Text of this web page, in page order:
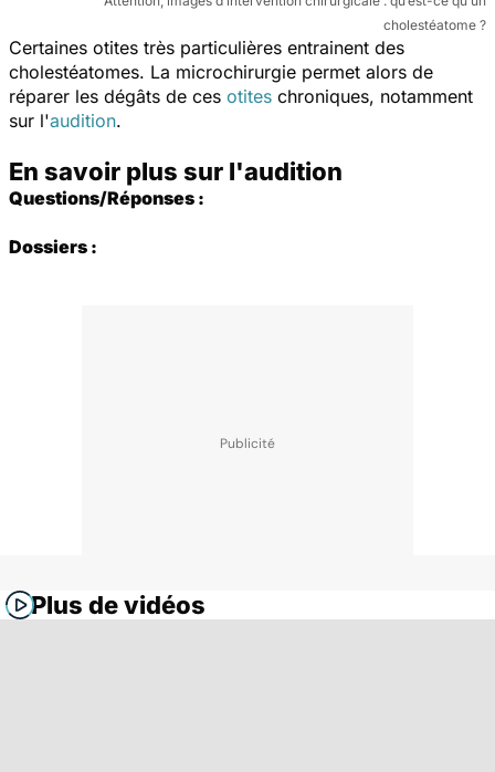
cholestéatome ?
Certaines otites très particulières entrainent des
cholestéatomes. La microchirurgie permet alors de
réparer les dégâts de ces otites chroniques, notamment
sur l'audition.
En savoir plus sur l'audition
Questions/Réponses :
Dossiers :
Plus de vidéos